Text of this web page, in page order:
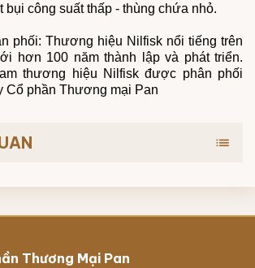
bụi công suất thấp - thùng chứa nhỏ.
phối: Thương hiệu Nilfisk nổi tiếng trên
hơn 100 năm thành lập và phát triển.
thương hiệu Nilfisk được phân phối
Cổ phần Thương mại Pan
list
Thương Mại Pan